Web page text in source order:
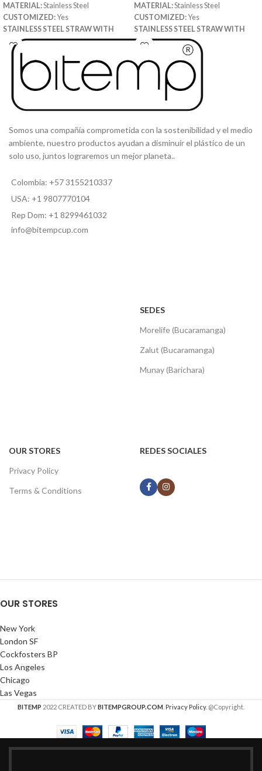
MATERIAL:Stainless Steel
CUSTOMIZED:Yes
STAINLESS STEEL STRAW WITH
RUBBER TIP:Included
STRAW CLEANING BRUSH:
Included[:es]CAPACIDAD: 20 Oz
MATERIAL
: Acero inoxidable
PERSONALIZABLE: Si
PITILLO DE ACERO INOXIDABLE
CON PUNTA DE GOMA: Adicional
MATERIAL:Stainless Steel
CUSTOMIZED:Yes
STAINLESS STEEL STRAW WITH
RUBBER TIP:Included
STRAW CLEANING BRUSH:
Included[:es]CAPACIDAD
MATERIAL
: Acero inoxidable
PERSONALIZABLE
PITILLO DE ACERO INOXIDABLE
CON PUNTA DE GOMA
Somos una compañía comprometida con la sostenibilidad y el medio
ambiente, nuestro productos ayudan a disminuir el plástico de un
solo uso, juntos lograremos un mejor planeta..
Colombia: +57 3155210337
USA: +1 9807770104
Rep Dom: +1 8299461032
info@bitempcup.com
SEDES
Morelife (Bucaramanga)
Zalut (Bucaramanga)
Munay (Barichara)
OUR STORES
Privacy Policy
Terms & Conditions
REDES SOCIALES
OUR STORES
New York
London SF
Cockfosters BP
Los Angeles
Chicago
Las Vegas
BITEMP 2022 CREATED BYBITEMPGROUP.COM Privacy Policy. @Copyright.